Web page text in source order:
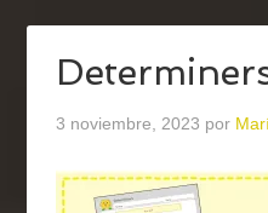
3 noviembre, 2023 por